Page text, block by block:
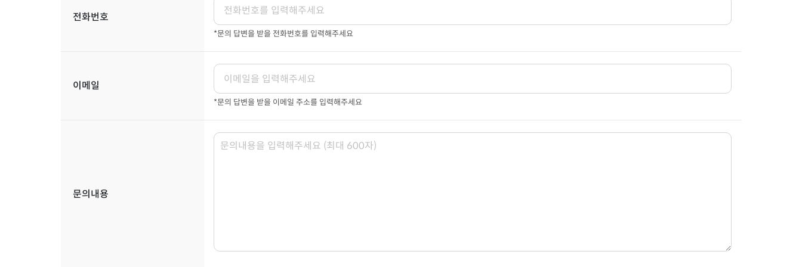
전화번호
*문의 답변을 받을 전화번호를 입력해주세요
이메일
*문의 답변을 받을 이메일 주소를 입력해주세요
문의내용